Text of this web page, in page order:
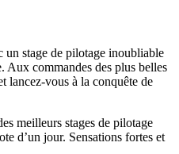
un stage de pilotage inoubliable
Aux commandes des plus belles
lancez-vous à la conquête de
meilleurs stages de pilotage
d’un jour. Sensations fortes et